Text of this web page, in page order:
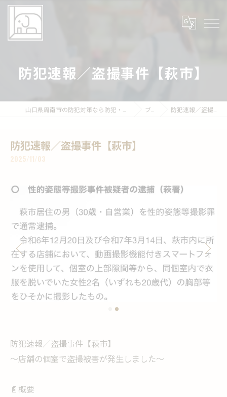
防犯速報／盗撮事件【萩市】
ブログ 防犯速報／盗撮事件【萩市】
防犯速報／盗撮事件【萩市】
2025/11/03
防犯速報／盗撮事件【萩市】
〜店舗の個室で盗撮被害が発生しました〜
📄概要